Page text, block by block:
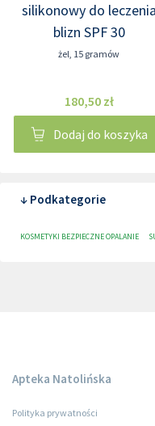
silikonowy do leczenia
blizn SPF 30
żel, 15 gramów
180,50 zł
Dodaj do koszyka
↓ Podkategorie
KOSMETYKI BEZPIECZNE OPALANIE
Apteka Natolińska
Polityka prywatności